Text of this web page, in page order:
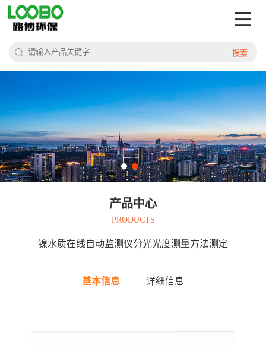
搜索
产品中心
PRODUCTS
镍水质在线自动监测仪分光光度测量方法测定
基本信息 详细信息